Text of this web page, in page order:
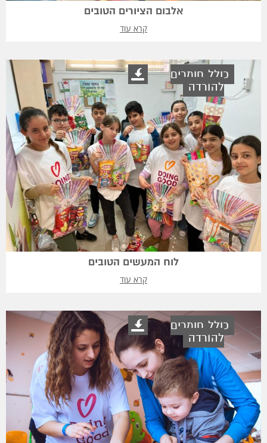
אלבום הציורים הטובים
קרא עוד
כולל חומרים
להורדה
לוח המעשים הטובים
קרא עוד
כולל חומרים
להורדה